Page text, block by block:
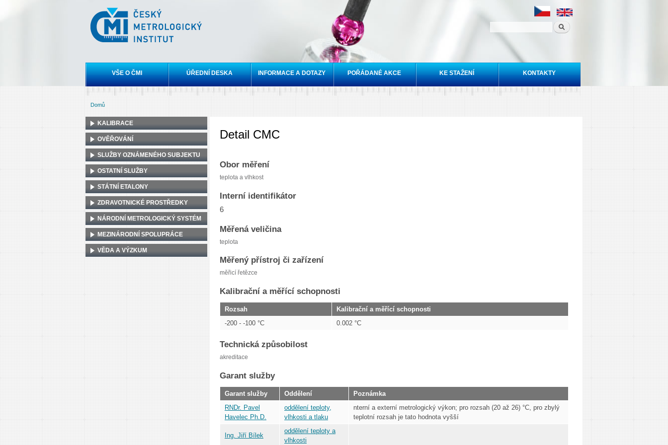
Český
metrologický
institut
Hlavní menu
VŠE O ČMI ÚŘEDNÍ DESKA INFORMACE A DOTAZY POŘÁDANÉ AKCE KE STAŽENÍ KONTAKTY
Domů
Detail CMC
Obor měření
teplota a vlhkost
Interní identifikátor
6
Měřená veličina
teplota
Měřený přístroj či zařízení
měřicí řetězce
Kalibrační a měřící schopnosti
Rozsah
Kalibrační a měřící schopnosti
-200 - -100 °C
0.002 °C
Technická způsobilost
akreditace
Garant služby
Garant služby Oddělení
Poznámka
RNDr. Pavel
Havelec Ph.D.
oddělení teploty,
vlhkosti a tlaku
nterní a externí metrologický výkon; pro rozsah (20 až 26) °C, pro zbylý
teplotní rozsah je tato hodnota vyšší
Ing. Jiří Bílek
oddělení teploty a
vlhkosti
KALIBRACE
OVĚŘOVÁNÍ
SLUŽBY OZNÁMENÉHO SUBJEKTU
OSTATNÍ SLUŽBY
STÁTNÍ ETALONY
ZDRAVOTNICKÉ PROSTŘEDKY
NÁRODNÍ METROLOGICKÝ SYSTÉM
MEZINÁRODNÍ SPOLUPRÁCE
VĚDA A VÝZKUM